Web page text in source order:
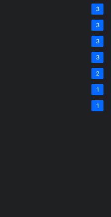
3
3
3
3
2
1
1